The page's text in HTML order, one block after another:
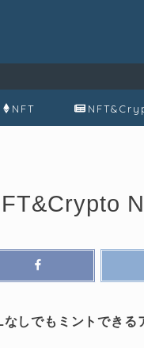
NFT
しでもミントできる